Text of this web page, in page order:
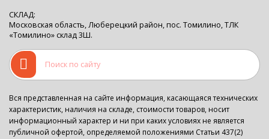
СКЛАД:
Московская область, Люберецкий район, пос. Томилино, ТЛК
«Томилино» склад 3Ш.
Вся представленная на сайте информация, касающаяся технических
характеристик, наличия на складе, стоимости товаров, носит
информационный характер и ни при каких условиях не является
публичной офертой, определяемой положениями Статьи 437(2)